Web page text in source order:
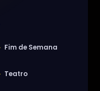
Fim de Semana
Teatro